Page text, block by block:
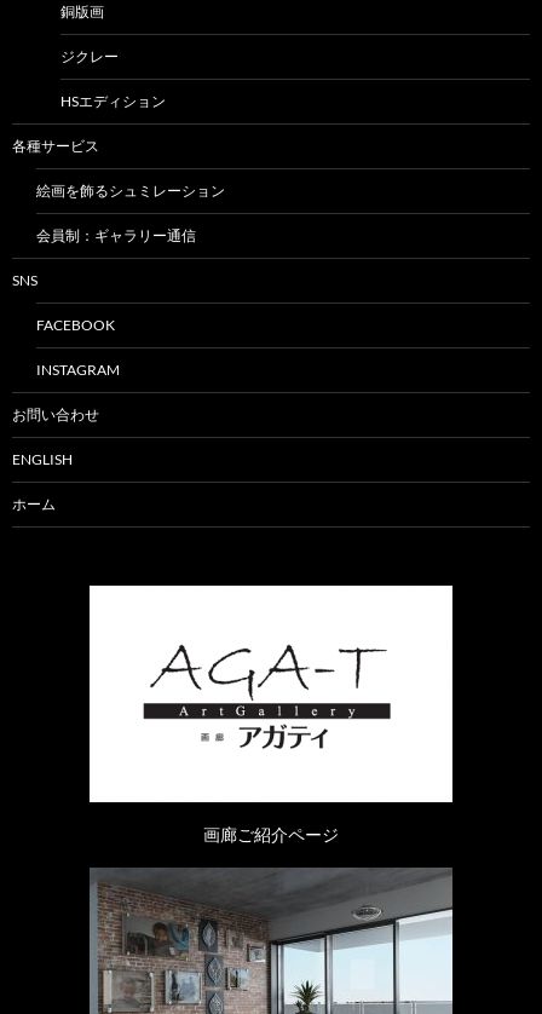
銅版画
ジクレー
HSエディション
各種サービス
絵画を飾るシュミレーション
会員制：ギャラリー通信
SNS
FACEBOOK
INSTAGRAM
お問い合わせ
ENGLISH
ホーム
画廊ご紹介ページ